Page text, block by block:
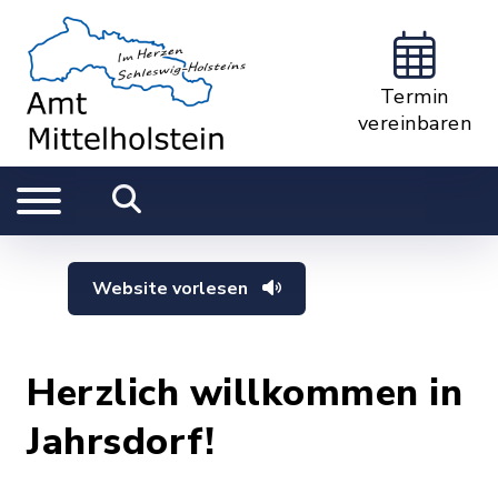
Termin
vereinbaren
Website vorlesen
Herzlich willkommen in
Jahrsdorf!